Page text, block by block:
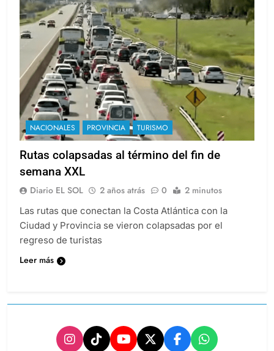
NACIONALES PROVINCIA TURISMO
Rutas colapsadas al término del fin de
semana XXL
Diario EL SOL 2 años atrás 0 2 minutos
Las rutas que conectan la Costa Atlántica con la
Ciudad y Provincia se vieron colapsadas por el
regreso de turistas
Leer más